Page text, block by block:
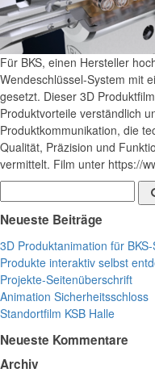
Für BKS, einen Hersteller
Wendeschlüssel-System mit
gesetzt. Dieser 3D
Produktvorteile verständlich
Produktkommunikation, die
Qualität, Präzision und
vermittelt. Film unter https://
Neueste Beiträge
3D Produktanimation für
Produkte interaktiv selbst
Projekte-Seitenüberschrift
Animation Sicherheitsschloss
Standortfilm KSB Halle
Neueste Kommentare
Archiv